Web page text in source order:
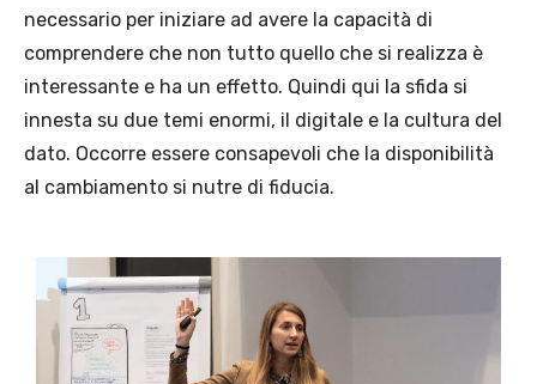
necessario per iniziare ad avere la capacità di
comprendere che non tutto quello che si realizza è
interessante e ha un effetto. Quindi qui la sfida si
innesta su due temi enormi, il digitale e la cultura del
dato. Occorre essere consapevoli che la disponibilità
al cambiamento si nutre di fiducia.